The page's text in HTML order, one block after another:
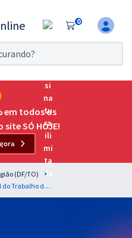
0
7 dias!
o Exame da
principais
em todos os
SÓ HOJE!
(DF/TO)
TRT 10ª Região (DF/TO) - Tribunal Regional do Trabalho da 10ª Região - Conhecimentos Específicos Para o cargo de Analista Judiciário - Área: Judiciária - Especialidade Oficial de Justiça Avaliador Federal